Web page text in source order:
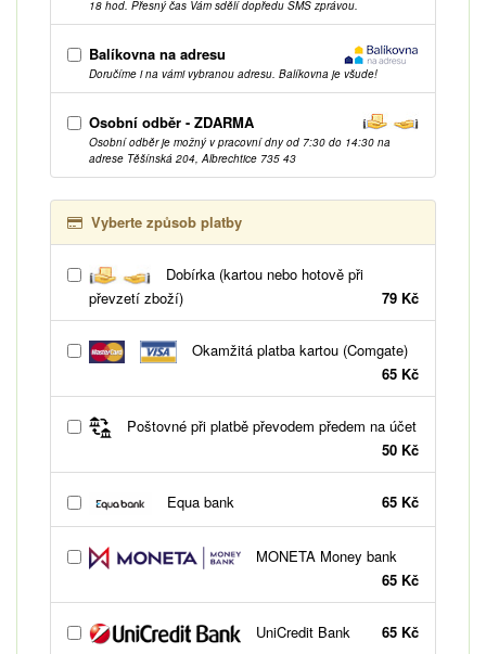
18 hod. Přesný čas Vám sdělí dopředu SMS zprávou.
Balíkovna na adresu
Doručíme i na vámi vybranou adresu. Balíkovna je všude!
Osobní odběr - ZDARMA
Osobní odběr je možný v pracovní dny od 7:30 do 14:30 na
adrese Těšínská 204, Albrechtice 735 43
Vyberte způsob platby
Dobírka (kartou nebo hotově při
převzetí zboží)
79 Kč
Okamžitá platba kartou (Comgate)
65 Kč
Poštovné při platbě převodem předem na účet
50 Kč
Equa bank 65 Kč
MONETA Money bank
65 Kč
UniCredit Bank 65 Kč